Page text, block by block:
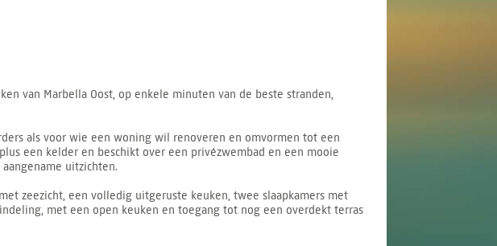
van Marbella Oost, op enkele minuten van de beste stranden,
als voor wie een woning wil renoveren en omvormen tot een
een kelder en beschikt over een privézwembad en een mooie
uitzichten.
zeezicht, een volledig uitgeruste keuken, twee slaapkamers met
met een open keuken en toegang tot nog een overdekt terras